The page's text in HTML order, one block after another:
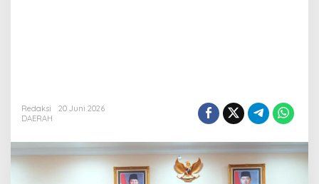
Redaksi
20 Juni 2026
DAERAH